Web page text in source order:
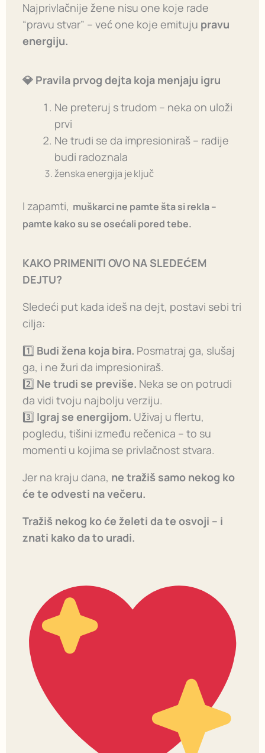
Najprivlačnije žene nisu one koje rade
“pravu stvar” – već one koje emituju pravu
energiju.
💎 Pravila prvog dejta koja menjaju igru
Ne preteruj s trudom – neka on uloži
prvi
Ne trudi se da impresioniraš – radije
budi radoznala
ženska energija je ključ
I zapamti, muškarci ne pamte šta si rekla –
pamte kako su se osećali pored tebe.
KAKO PRIMENITI OVO NA SLEDEĆEM
DEJTU?
Sledeći put kada ideš na dejt, postavi sebi tri
cilja:
1️⃣ Budi žena koja bira. Posmatraj ga, slušaj
ga, i ne žuri da impresioniraš.
2️⃣ Ne trudi se previše. Neka se on potrudi
da vidi tvoju najbolju verziju.
3️⃣ Igraj se energijom. Uživaj u flertu,
pogledu, tišini između rečenica – to su
momenti u kojima se privlačnost stvara.
Jer na kraju dana, ne tražiš samo nekog ko
će te odvesti na večeru.
Tražiš nekog ko će želeti da te osvoji – i
znati kako da to uradi.